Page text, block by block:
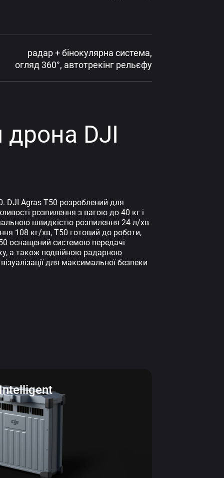
радар + бінокулярна система,
огляд 360°, автотрекінг рельєфу
дрона DJI
DJI Agras T50 розроблений для
розпилення з вагою до 40 кг і
швидкістю розпилення 24 л/хв
108 кг/хв, T50 готовий до роботи,
оснащений системою передачі
а також подвійною радарною
для максимальної безпеки